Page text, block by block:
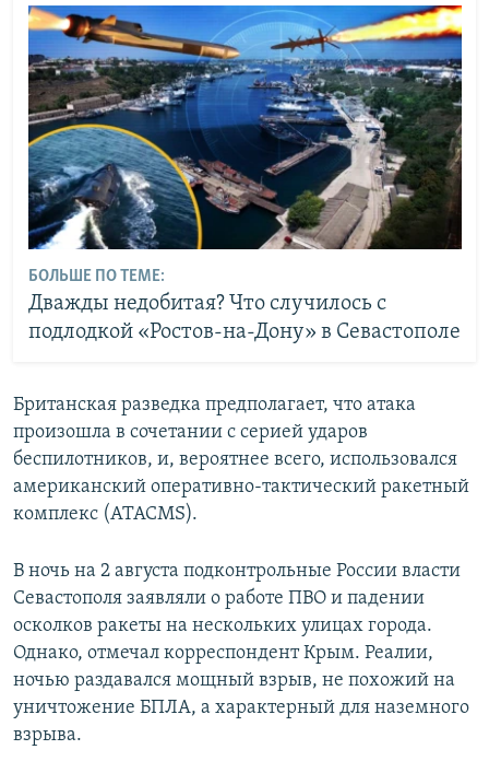
БОЛЬШЕ ПО ТЕМЕ:
Дважды недобитая? Что случилось с
подлодкой «Ростов-на-Дону» в Севастополе
Британская разведка предполагает, что атака
произошла в сочетании с серией ударов
беспилотников, и, вероятнее всего, использовался
американский оперативно-тактический ракетный
комплекс (ATACMS).
В ночь на 2 августа подконтрольные России власти
Севастополя заявляли о работе ПВО и падении
осколков ракеты на нескольких улицах города.
Однако, отмечал корреспондент Крым. Реалии,
ночью раздавался мощный взрыв, не похожий на
уничтожение БПЛА, а характерный для наземного
взрыва.